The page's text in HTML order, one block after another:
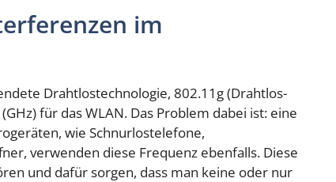
im
Drahtlostechnologie, 802.11g (Drahtlos-
für das WLAN. Das Problem dabei ist: eine
wie Schnurlostelefone,
verwenden diese Frequenz ebenfalls. Diese
und dafür sorgen, dass man keine oder nur